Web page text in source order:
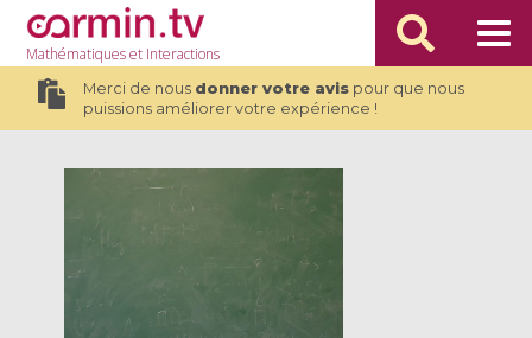
Mathématiqueset Interactions
Merci de nous donner votre avispour que nous
puissions améliorer votre expérience !